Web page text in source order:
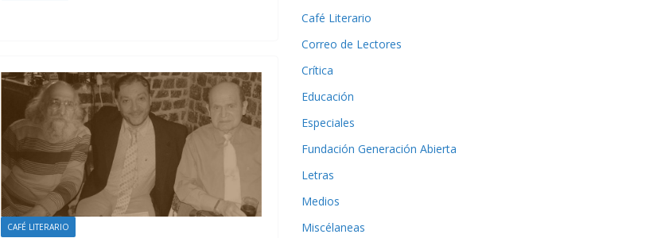
CAFÉ LITERARIO
Café Literario
Correo de Lectores
Crítica
Educación
Especiales
Fundación Generación Abierta
Letras
Medios
Miscélaneas